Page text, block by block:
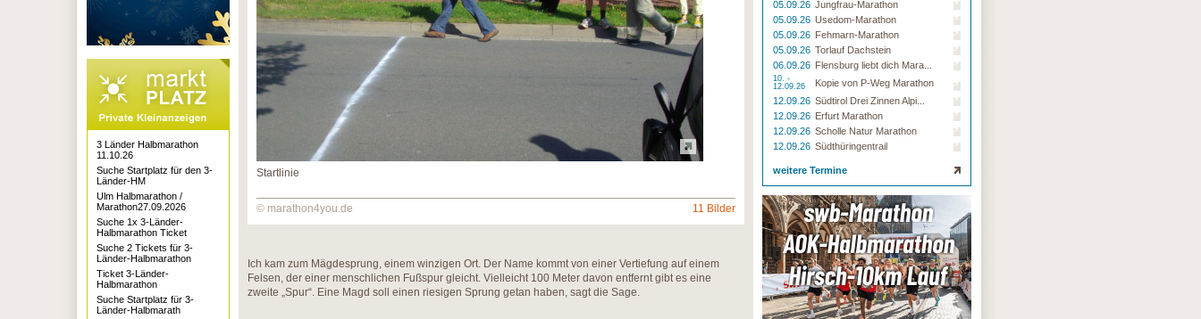
Startlinie
© marathon4you.de 11 Bilder
Ich kam zum Mägdesprung, einem winzigen Ort. Der Name kommt von einer Vertiefung auf einem
Felsen, der einer menschlichen Fußspur gleicht. Vielleicht 100 Meter davon entfernt gibt es eine
zweite „Spur“. Eine Magd soll einen riesigen Sprung getan haben, sagt die Sage.
05.09.26 Jungfrau-Marathon
05.09.26 Usedom-Marathon
05.09.26 Fehmarn-Marathon
05.09.26 Torlauf Dachstein
06.09.26 Flensburg liebt dich Mara...
10. -
12.09.26
Kopie von P-Weg Marathon
12.09.26 Südtirol Drei Zinnen Alpi...
12.09.26 Erfurt Marathon
12.09.26 Scholle Natur Marathon
12.09.26 Südthüringentrail
weitere Termine
3 Länder Halbmarathon
11.10.26
Suche Startplatz für den 3-
Länder-HM
Ulm Halbmarathon /
Marathon27.09.2026
Suche 1x 3-Länder-
Halbmarathon Ticket
Suche 2 Tickets für 3-
Länder-Halbmarathon
Ticket 3-Länder-
Halbmarathon
Suche Startplatz für 3-
Länder-Halbmarath